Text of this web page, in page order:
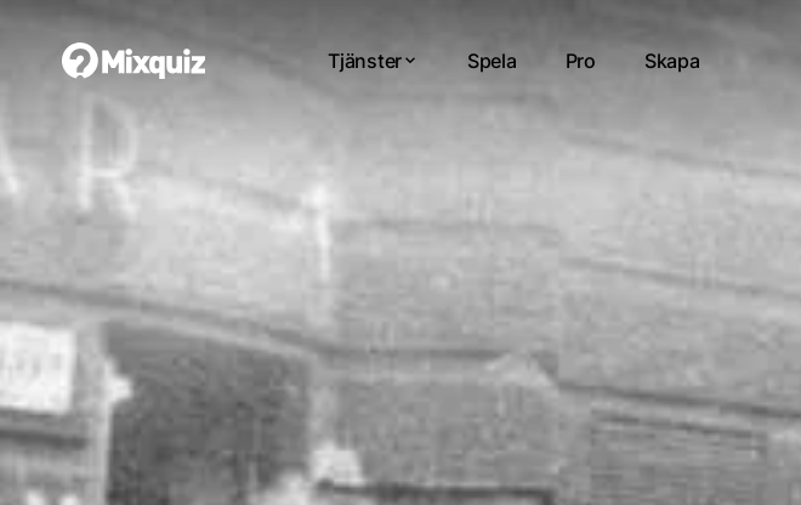
Tjänster Spela Pro Skapa
0 0/3 0
Centraleuropa, eller var det
Ditt resultat